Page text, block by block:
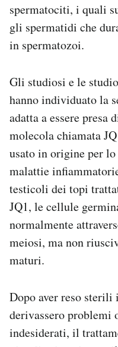
spermatociti, i quali
gli spermatidi che
in spermatozoi.
Gli studiosi e le
hanno individuato la
adatta a essere presa
molecola chiamata
usato in origine per
malattie
testicoli dei topi
JQ1, le cellule
normalmente
meiosi, ma non
maturi.
Dopo aver reso sterili
derivassero problemi
indesiderati, il